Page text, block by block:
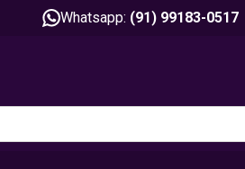
Whatsapp: (91) 99183-0517